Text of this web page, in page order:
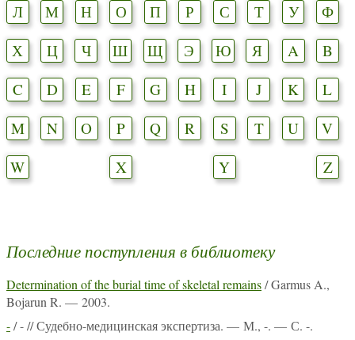
Л
М Н О П Р С Т У
Ф
Х
Ц Ч Ш Щ Э Ю Я A
B
C
D E F G H I J K
L
M
N O P Q R S T U
V
W
X Y Z
Последние поступления в библиотеку
Determination of the burial time of skeletal remains/ Garmus A.,
Bojarun R. — 2003.
-/ - // Судебно-медицинская экспертиза. — М., -. — С. -.